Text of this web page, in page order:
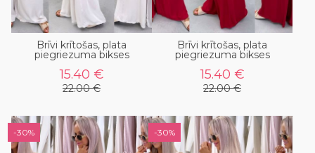
Brīvi krītošas, plata
piegriezuma bikses
15.40 €
22.00 €
Brīvi krītošas, plata
piegriezuma bikses
15.40 €
22.00 €
-30% -30%